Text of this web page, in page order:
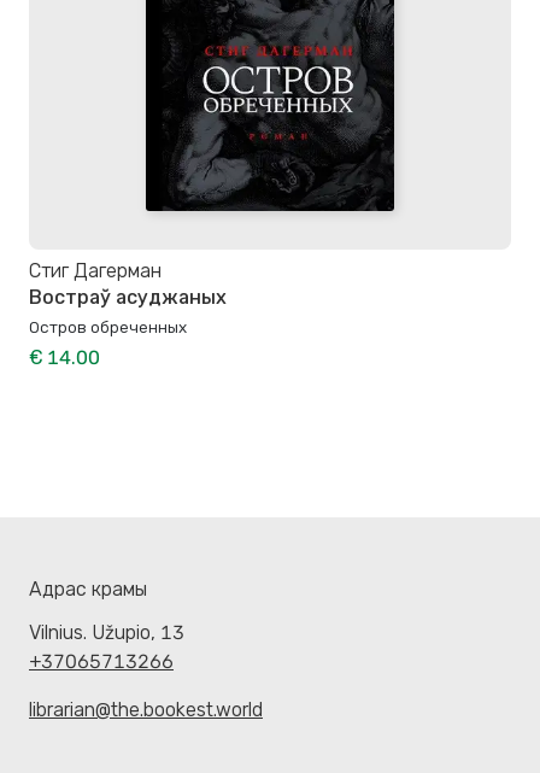
Стиг Дагерман
Востраў асуджаных
Остров обреченных
€ 14.00
Адрас крамы
Vilnius. Užupio, 13
+37065713266
librarian@the.bookest.world